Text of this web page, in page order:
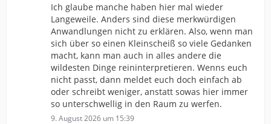
Ich glaube manche haben hier mal wieder
Langeweile. Anders sind diese merkwürdigen
Anwandlungen nicht zu erklären. Also, wenn man
sich über so einen Kleinscheiß so viele Gedanken
macht, kann man auch in alles andere die
wildesten Dinge reininterpretieren. Wenns euch
nicht passt, dann meldet euch doch einfach ab
oder schreibt weniger, anstatt sowas hier immer
so unterschwellig in den Raum zu werfen.
9. August 2026 um 15:39